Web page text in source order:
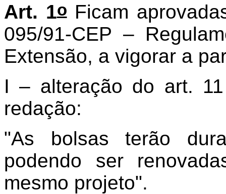
Art. 1oFicam
095/91-CEP –
Extensão, a vigorar a
I – alteração do art.
redação:
"As bolsas terão
podendo ser
mesmo projeto".